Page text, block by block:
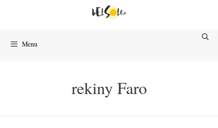
Menu
rekiny Faro